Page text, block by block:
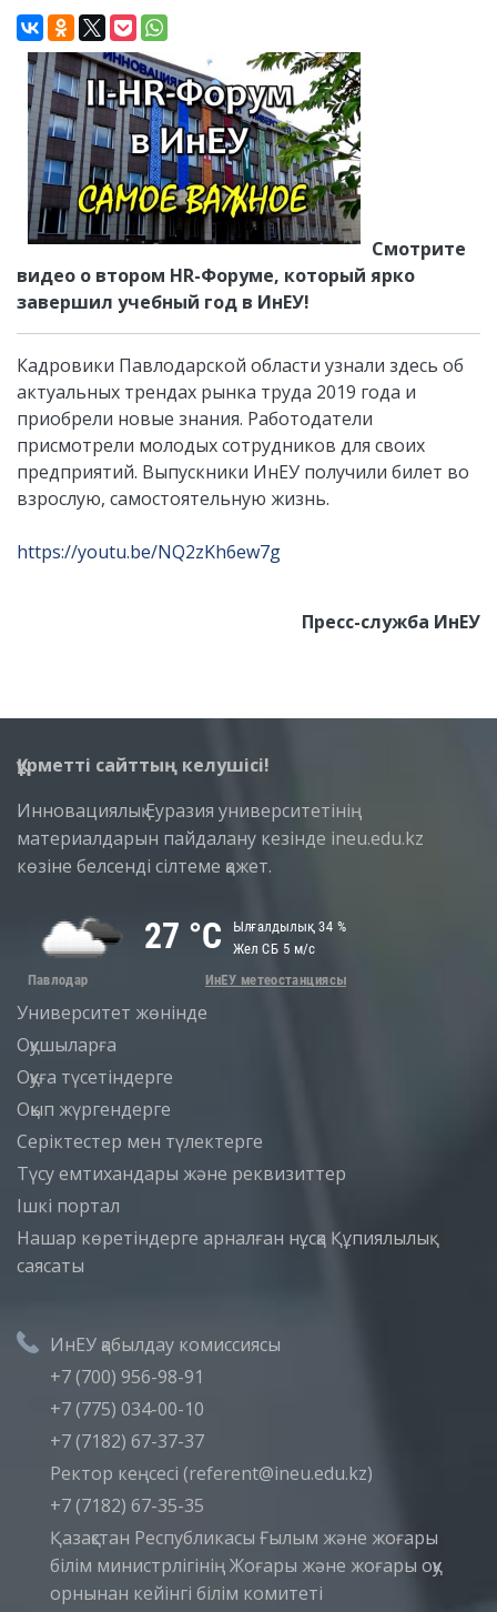
Смотрите
видео о втором HR-Форуме, который ярко
завершил учебный год в ИнЕУ!
Кадровики Павлодарской области узнали здесь об
актуальных трендах рынка труда 2019 года и
приобрели новые знания. Работодатели
присмотрели молодых сотрудников для своих
предприятий. Выпускники ИнЕУ получили билет во
взрослую, самостоятельную жизнь.
https://youtu.be/NQ2zKh6ew7g
Пресс-служба ИнЕУ
Құрметті сайттың келушісі!
Инновациялық Еуразия университетінің
материалдарын пайдалану кезінде ineu.edu.kz
көзіне белсенді сілтеме қажет.
Университет жөнінде
Оқушыларға
Оқуға түсетіндерге
Оқып жүргендерге
Серіктестер мен түлектерге
Түсу емтихандары және реквизиттер
Iшкi портал
Нашар көретіндерге арналған нұсқа Құпиялылық
саясаты
ИнЕУ қабылдау комиссиясы
+7 (700) 956-98-91
+7 (775) 034-00-10
+7 (7182) 67-37-37
Ректор кеңсесі (referent@ineu.edu.kz)
+7 (7182) 67-35-35
Қазақстан Республикасы Ғылым және жоғары
білім министрлігінің Жоғары және жоғары оқу
орнынан кейінгі білім комитеті